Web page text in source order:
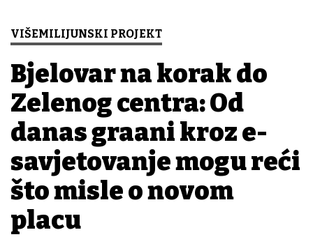
VIŠEMILIJUNSKI PROJEKT
Bjelovar na korak do
Zelenog centra: Od
danas građani kroz e-
savjetovanje mogu reći
što misle o novom
placu